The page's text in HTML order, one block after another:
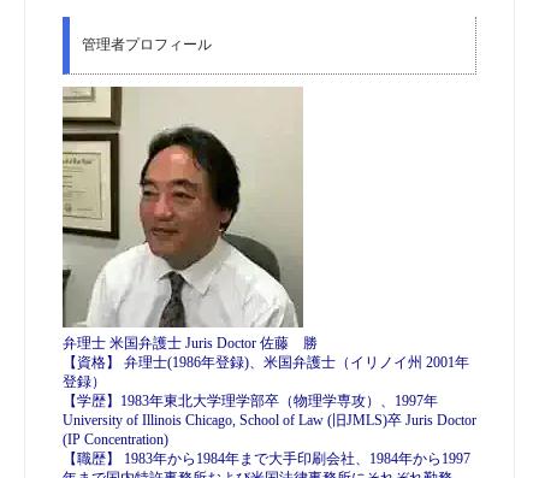
管理者プロフィール
弁理士 米国弁護士 Juris Doctor 佐藤 勝
【資格】 弁理士(1986年登録)、米国弁護士（イリノイ州 2001年
登録）
【学歴】1983年東北大学理学部卒（物理学専攻）、1997年
University of Illinois Chicago, School of Law (旧JMLS)卒 Juris Doctor
(IP Concentration)
【職歴】 1983年から1984年まで大手印刷会社、1984年から1997